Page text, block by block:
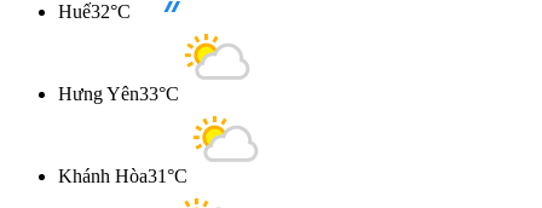
Huế32°C
Hưng Yên33°C
Khánh Hòa31°C